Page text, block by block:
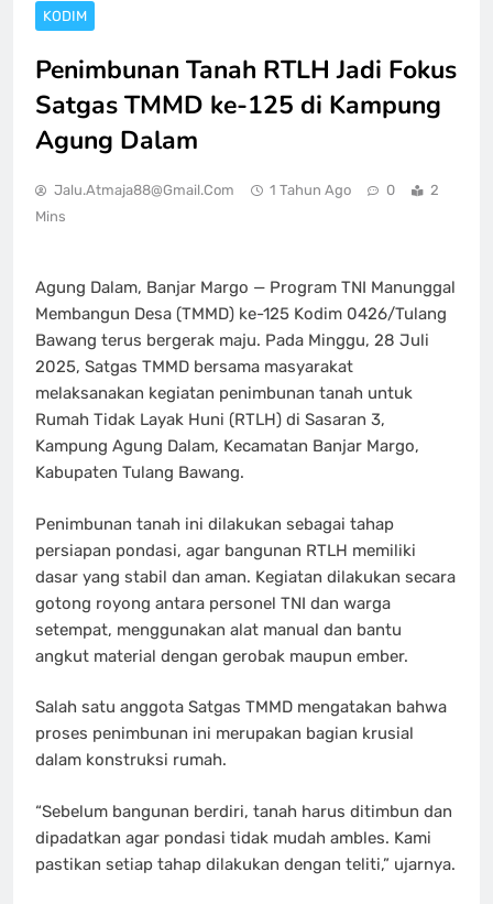
KODIM
Penimbunan Tanah RTLH Jadi Fokus
Satgas TMMD ke-125 di Kampung
Agung Dalam
Jalu.atmaja88@gmail.com 1 Tahun Ago 0
2
Mins
Agung Dalam, Banjar Margo — Program TNI Manunggal
Membangun Desa (TMMD) ke-125 Kodim 0426/Tulang
Bawang terus bergerak maju. Pada Minggu, 28 Juli
2025, Satgas TMMD bersama masyarakat
melaksanakan kegiatan penimbunan tanah untuk
Rumah Tidak Layak Huni (RTLH) di Sasaran 3,
Kampung Agung Dalam, Kecamatan Banjar Margo,
Kabupaten Tulang Bawang.
Penimbunan tanah ini dilakukan sebagai tahap
persiapan pondasi, agar bangunan RTLH memiliki
dasar yang stabil dan aman. Kegiatan dilakukan secara
gotong royong antara personel TNI dan warga
setempat, menggunakan alat manual dan bantu
angkut material dengan gerobak maupun ember.
Salah satu anggota Satgas TMMD mengatakan bahwa
proses penimbunan ini merupakan bagian krusial
dalam konstruksi rumah.
“Sebelum bangunan berdiri, tanah harus ditimbun dan
dipadatkan agar pondasi tidak mudah ambles. Kami
pastikan setiap tahap dilakukan dengan teliti,” ujarnya.